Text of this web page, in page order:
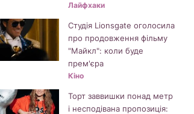
Лайфхаки
Студія Lionsgate оголосила
про продовження фільму
"Майкл": коли буде
прем'єра
Кіно
Торт заввишки понад метр
і несподівана пропозиція: